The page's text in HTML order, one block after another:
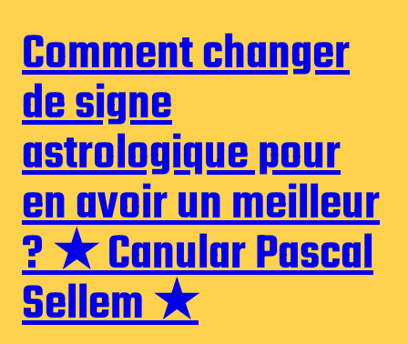
Comment changer
de signe
astrologique pour
en avoir un meilleur
? ★ Canular Pascal
Sellem ★